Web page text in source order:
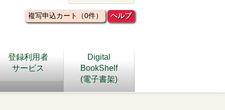
複写申込カート（0件） ヘルプ
登録利用者
サービス
Digital
BookShelf
(電子書架)